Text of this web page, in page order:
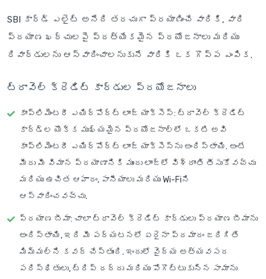
SBI కార్డ్ ఎలైట్ అనేది తరచుగా ప్రయాణించే వారికి, వారి
ప్రయాణ ఖర్చులపై ప్రత్యేకమైన ప్రయోజనాలు మరియు
రివార్డులను ఆస్వాదించాలనుకునే వారికి ఒక గొప్ప ఎంపిక.
ట్రావెల్ క్రెడిట్ కార్డుల ప్రయోజనాలు
కాంప్లిమెంటరీ ఎయిర్‌పోర్ట్ లాంజ్ యాక్సెస్: ట్రావెల్ క్రెడిట్
కార్డ్‌ల యొక్క ముఖ్యమైన ప్రయోజనాల్లో ఒకటి అవి
కాంప్లిమెంటరీ ఎయిర్‌పోర్ట్ లాంజ్ యాక్సెస్‌ను అందిస్తాయి. అంటే
మీరు మీ విమాన ప్రయాణానికి ముందు లాంజ్‌లో విశ్రాంతి తీసుకోవచ్చు
మరియు ఉచిత ఆహారం, పానీయాలు మరియు Wi-Fiని
ఆస్వాదించవచ్చు.
ప్రయాణ బీమా: చాలా ట్రావెల్ క్రెడిట్ కార్డులు ప్రయాణ బీమాను
అందిస్తాయి, ఇది మీ పర్యటనలో ఏదైనా ప్రమాదం జరిగితే
మిమ్మల్ని కవర్ చేస్తుంది. ఇందులో వైద్య అత్యవసర
పరిస్థితులు, ట్రిప్ రద్దు మరియు పోగొట్టుకున్న సామాను